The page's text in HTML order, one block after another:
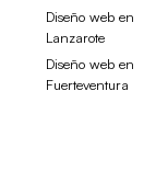
Diseño web en
Lanzarote
Diseño web en
Fuerteventura